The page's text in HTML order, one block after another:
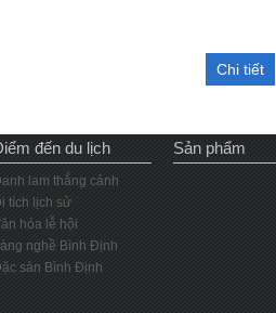
Chi tiết
đến du lịch
lam thắng cảnh
tích lịch sử
hóa lễ hội
nghề Bình Định
sản Bình Định
Sản phẩm